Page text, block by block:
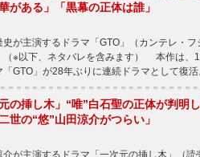
がある」「黒幕の正体は誰」
が主演するドラマ「GTO」（カンテレ・
（※以下、ネタバレを含みます） 本作は、
「GTO」が28年ぶりに連続ドラマとして復
元の挿し木」“唯”白石聖の正体が判明
世の“悠”山田涼介がつらい」
が主演するドラマ「一次元の挿し木」（読